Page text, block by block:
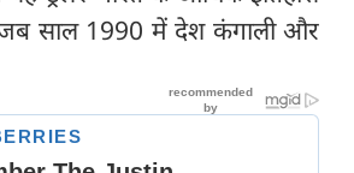
साल 1990 में देश कंगाली और